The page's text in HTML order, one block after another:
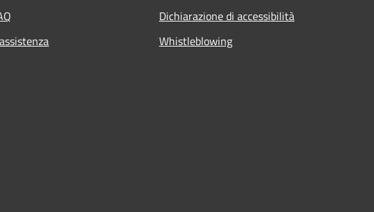
Dichiarazione di accessibilità
Whistleblowing